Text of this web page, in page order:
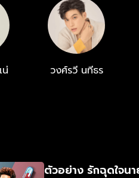
น่ วงศ์รวี นทีธร
ตัวอย่าง รักฉุดใจน